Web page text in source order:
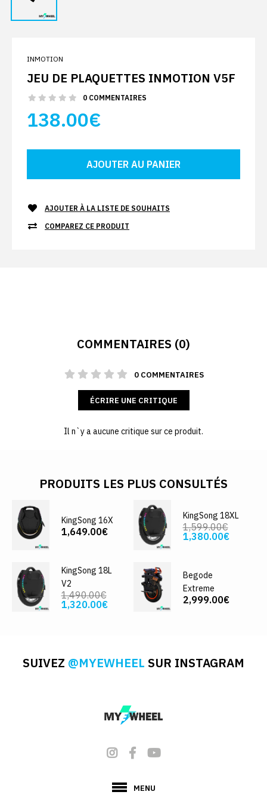
INMOTION
JEU DE PLAQUETTES INMOTION V5F
0 COMMENTAIRES
138.00€
AJOUTER À LA LISTE DE SOUHAITS
COMPAREZ CE PRODUIT
COMMENTAIRES (0)
0 COMMENTAIRES
ÉCRIRE UNE CRITIQUE
Il n`y a aucune critique sur ce produit.
PRODUITS LES PLUS CONSULTÉS
KingSong 16X
1,649.00€
KingSong 18XL
1,599.00€
1,380.00€
KingSong 18L
V2
1,490.00€
1,320.00€
Begode
Extreme
2,999.00€
SUIVEZ @MYEWHEEL SUR INSTAGRAM
MENU